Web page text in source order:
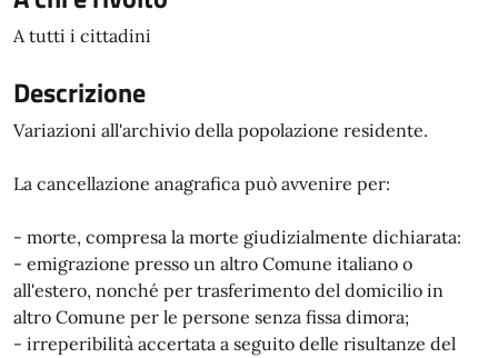
A tutti i cittadini
Descrizione
Variazioni all'archivio della popolazione residente.
La cancellazione anagrafica può avvenire per:
- morte, compresa la morte giudizialmente dichiarata:
- emigrazione presso un altro Comune italiano o
all'estero, nonché per trasferimento del domicilio in
altro Comune per le persone senza fissa dimora;
- irreperibilità accertata a seguito delle risultanze del